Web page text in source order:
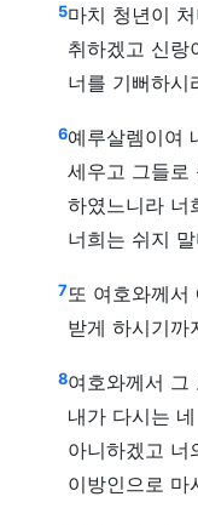
5마치 청년이
취하겠고 신랑
너를 기뻐하시
6예루살렘이여
세우고 그들로
하였느니라 너
너희는 쉬지 말
7또 여호와께서
받게 하시기까
8여호와께서 그
내가 다시는
아니하겠고 너
이방인으로 마